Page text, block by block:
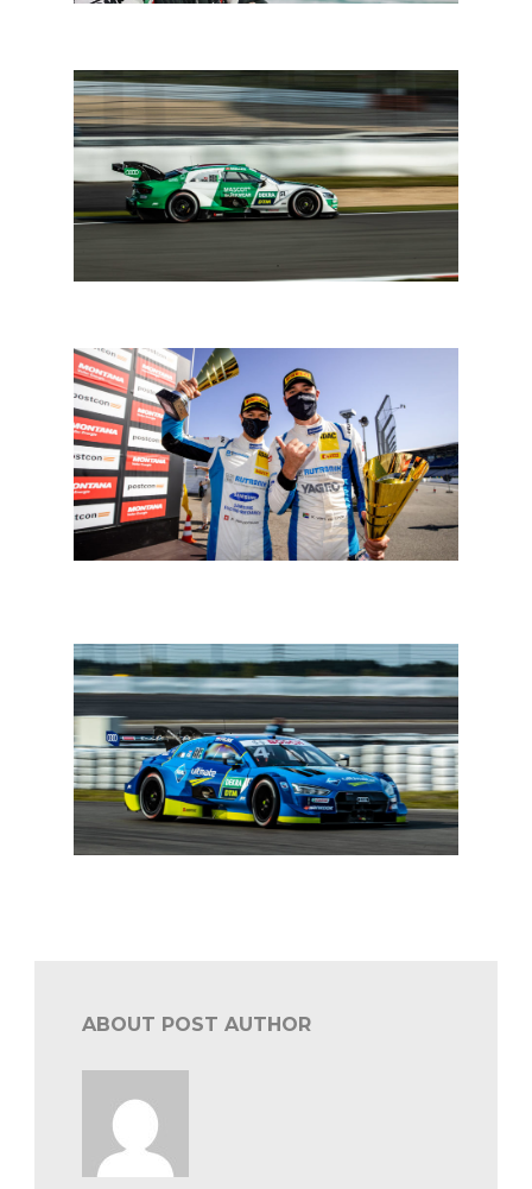
ABOUT POST AUTHOR